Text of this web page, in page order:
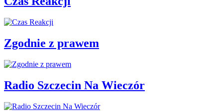
Zgodnie z prawem
Radio Szczecin Na Wieczór